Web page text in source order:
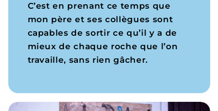
C’est en prenant ce temps que
mon père et ses collègues sont
capables de sortir ce qu’il y a de
mieux de chaque roche que l’on
travaille, sans rien gâcher.